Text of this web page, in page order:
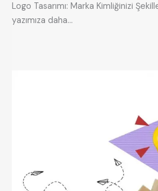
Logo Tasarımı: Marka Kimliğinizi
yazımıza daha…